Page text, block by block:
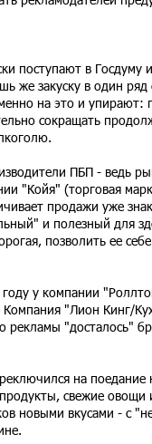
поступают в
же закуску в один
на это и
сокращать
ПБП - ведь
"Койя" (торговая
продажи уже
и полезный для
позволить ее
у компании
Компания "Лион Кинг/
рекламы "досталось"
на
свежие
новыми вкусами - с